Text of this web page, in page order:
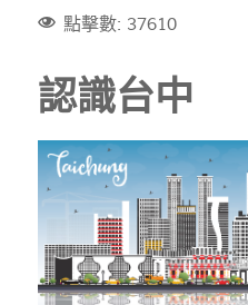
點擊數: 37610
認識台中